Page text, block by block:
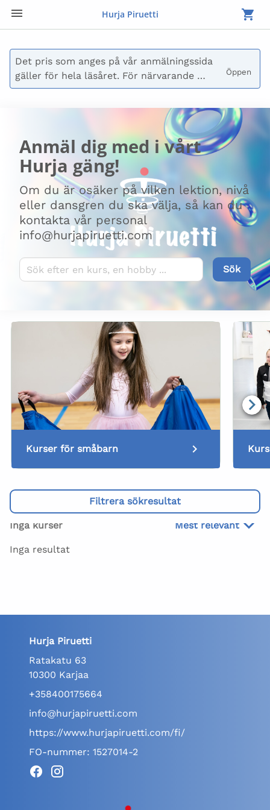
Hurja Piruetti
Det pris som anges på vår anmälningssida
gäller för hela läsåret. För närvarande
betalas endast avgiften för höstterminen.
Du kan också välja att inte betala vid
anmälan, då skickar vi en faktura till dig.
Fakturan kan även delas upp i flera
delbetalningar. Kontakta oss på
laskutus@hurjapiruetti.com för frågor om
betalning.
Anmäl dig med i vårt
Hurja gäng!
Om du är osäker på vilken lektion, nivå
eller dansgren du ska välja, så kan du
kontakta vår personal
info@hurjapiruetti.com
Sök kurser Sök
Kurser för småbarn
Filtrera sökresultat
Inga kurser Mest relevant
Inga resultat
Hurja Piruetti
Ratakatu 63
10300 Karjaa
+358400175664
info@hurjapiruetti.com
https://www.hurjapiruetti.com/fi/
FO-nummer: 1527014-2